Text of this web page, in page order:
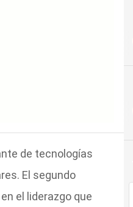
de tecnologías
El segundo
el liderazgo que